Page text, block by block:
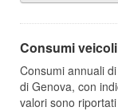
Consumi
Consumi annuali
di Genova, con
valori sono